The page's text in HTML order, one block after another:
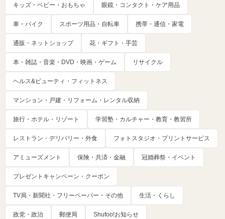
キッズ・ベビー・おもちゃ 眼鏡・コンタクト・ケア用品
車・バイク スポーツ用品・自転車 携帯・通信・家電
通販・ネットショップ 花・ギフト・手芸
本・雑誌・音楽・DVD・映画・ゲーム リサイクル
ヘルス&ビューティ・フィットネス
マンション・戸建・リフォーム・レンタル収納
旅行・ホテル・リゾート 学習塾・カルチャー・教育・教習所
レストラン・デリバリー・外食 フォトスタジオ・プリントサービス
アミューズメント 保険・共済・金融 冠婚葬祭・イベント
プレゼントキャンペーン・クーポン
TV局・新聞社・フリーペーパー・その他 生活・くらし
政党・政治 郵便局 Shufoo!お知らせ